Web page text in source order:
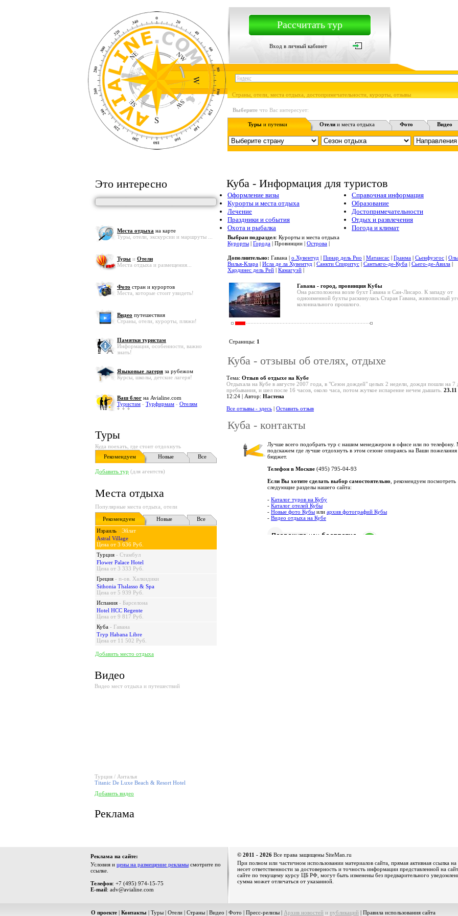
Рассчитать тур
Вход в личный кабинет
Страны, отели, места отдыха, достопримечательности, курорты, отзывы
Выберите что Вас интересует:
Турыи путевки Отели и места отдыха Фото Видео
Это интересно
Места отдыха на карте
Туры, отели, экскурсии и маршруты ...
Туры и Отели
Места отдыха и размещения...
Фото стран и курортов
Места, которые стоит увидеть!
Видео путешествия
Страны, отели, курорты, пляжи!
Памятки туристам
Информация, особенности, важно
знать!
Языковые лагеря за рубежом
Курсы, школы, детские лагеря!
Ваш блог на Avialine.com
Туристам - Турфирмам - Отелям
Туры
Куда поехать, где стоит отдохнуть
Рекомендуем
Новые Все
Добавить тур (для агентств)
Места отдыха
Популярные места отдыха, отели
Рекомендуем
Новые
Все
Израиль - Эйлат
Astral Village
Цена от 3 636 Руб.
Турция - Стамбул
Flower Palace Hotel
Цена от 3 333 Руб.
Греция - п-ов. Халкидики
Sithonia Thalasso & Spa
Цена от 5 939 Руб.
Испания - Барселона
Hotel HCC Regente
Цена от 9 817 Руб.
Куба - Гавана
Tryp Habana Libre
Цена от 11 502 Руб.
Добавить место отдыха
Видео
Видео мест отдыха и путешествий
Турция / Анталья
Titanic De Luxe Beach & Resort Hotel
Добавить видео
Реклама
Куба - Информация для туристов
Оформление визы
Курорты и места отдыха
Лечение
Праздники и события
Охота и рыбалка
Справочная информация
Образование
Достопримечательности
Отдых и развлечения
Погода и климат
Выбран подраздел: Курорты и места отдыха
Курорты | Города | Провинции | Острова |
Дополнительно: Гавана | о.Хувентуд | Пинар дель Рио | Матансас | Гранма | Сьенфуэгос |
Вилья-Клара | Исла де ла Хувентуд | Санкти Спиритус | Сантьяго-де-Куба | Сьего-де-Авила |
Хардинес дель Рей | Камагуэй |
Гавана - город, провинция Кубы
Она расположена возле бухт Гавана и Сан-Лисаро. К западу от
одноименной бухты раскинулась Старая Гавана, живописный
колониального прошлого.
Страницы: 1
Куба - отзывы об отелях, отдыхе
Тема: Отзыв об отдыхе на Кубе
Отдыхала на Кубе в августе 2007 года, в "Сезон дождей" целых 2 недели, дожди пошли на 7
пребывания, и шел после 16 часов, около часа, потом жуткое испарение нечем дышать. 23.11
12:24 | Автор: Настена
Все отзывы - здесь | Оставить отзыв
Куба - контакты
Лучше всего подобрать тур с нашим менеджером в офисе или по
подскажем где лучше отдохнуть в этом сезоне опираясь на Ваши
бюджет.
Телефон в Москве (495) 795-04-93
Если Вы хотите сделать выбор самостоятельно , рекомендуем посмотреть
следующие разделы нашего сайта:
- Каталог туров на Кубу
- Каталог отелей Кубы
- Новые фото Кубы или архив фотографий Кубы
- Видео отдыха на Кубе
Реклама на сайте:
Условия и цены на размещение рекламы смотрите по
ссылке.
Телефон: +7 (495) 974-15-75
E-mail: adv@avialine.com
© 2011 - 2026 Все права защищены SiteMan.ru
При полном или частичном использовании материалов сайта, прямая активная ссылка
несет ответственности за достоверность и точность информации представленной на
сайте по текущему курсу ЦБ РФ, могут быть изменены без предварительного
сумма может отличаться от указанной.
О проекте | Контакты | Туры | Отели | Страны | Видео | Фото | Пресс-релизы | Архив новостей и публикаций | Правила использования сайта